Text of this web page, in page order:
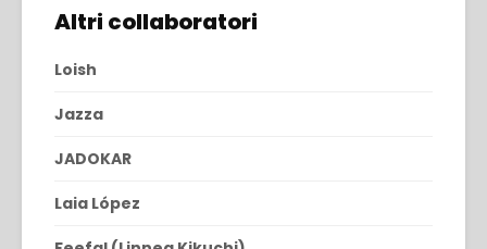
Altri collaboratori
Loish
Jazza
JADOKAR
Laia López